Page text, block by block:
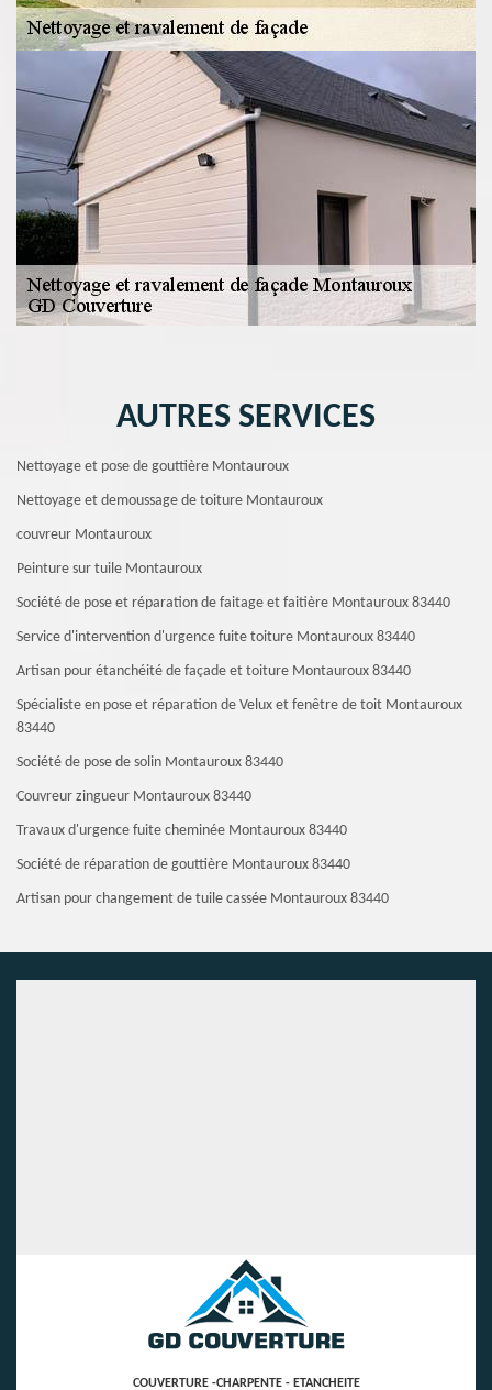
AUTRES SERVICES
Nettoyage et pose de gouttière Montauroux
Nettoyage et demoussage de toiture Montauroux
couvreur Montauroux
Peinture sur tuile Montauroux
Société de pose et réparation de faitage et faitière Montauroux 83440
Service d'intervention d'urgence fuite toiture Montauroux 83440
Artisan pour étanchéité de façade et toiture Montauroux 83440
Spécialiste en pose et réparation de Velux et fenêtre de toit Montauroux
83440
Société de pose de solin Montauroux 83440
Couvreur zingueur Montauroux 83440
Travaux d'urgence fuite cheminée Montauroux 83440
Société de réparation de gouttière Montauroux 83440
Artisan pour changement de tuile cassée Montauroux 83440
COUVERTURE -CHARPENTE - ETANCHEITE